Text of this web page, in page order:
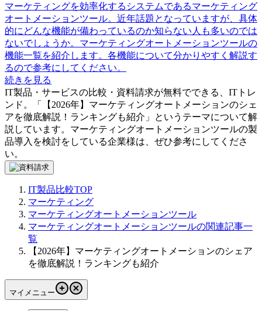
マーケティングを効率化するシステムであるマーケティング
オートメーションツール。近年話題となっていますが、具体
的にどんな機能が備わっているのか知らない人も多いのでは
ないでしょうか。マーケティングオートメーションツールの
機能一覧を紹介します。各機能について分かりやすく解説す
るので参考にしてください。
続きを見る
IT製品・サービスの比較・資料請求が無料でできる、ITトレ
ンド。「
【2026年】マーケティングオートメーションのシェ
アを徹底解説！ランキングも紹介 」というテーマについて解
説しています。 マーケティングオートメーションツールの製
品導入を検討をしている企業様は、ぜひ参考にしてくださ
い。
IT製品比較TOP
マーケティング
マーケティングオートメーションツール
マーケティングオートメーションツールの関連記事一
覧
【2026年】マーケティングオートメーションのシェア
を徹底解説！ランキングも紹介
マイメニュー